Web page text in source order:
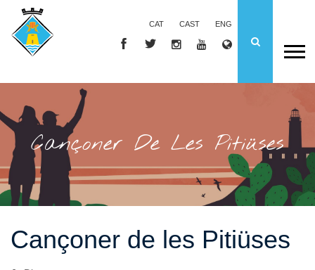
CAT CAST ENG
Cançoner De Les Pitiüses
Cançoner de les Pitiüses